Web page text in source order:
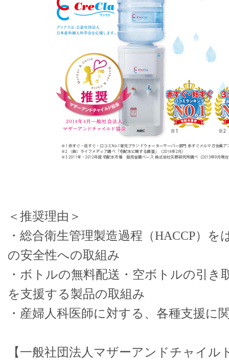
＜推奨理由＞
・総合衛生管理製造過程（HACCP）
の安全性への取組み
・ボトルの無料配送・空ボトルの引き
を支援する製品の取組み
・産婦人科医師に対する、各種支援に
【一般社団法人マザーアンドチャイル